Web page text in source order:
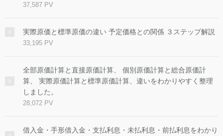
37,587 PV
実際原価と標準原価の違い 予定価格との関係 ３ステップ解説
33,195 PV
全部原価計算と直接原価計算、 個別原価計算と総合原価計
算、 実際原価計算と標準原価計算、違いをわかりやすく整理
しました。
28,072 PV
借入金・手形借入金・支払利息・未払利息・前払利息をわかり